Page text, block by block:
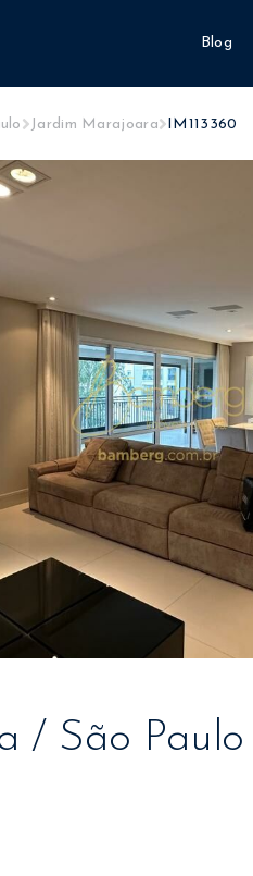
Blog
Jardim Marajoara IM113360
/ São Paulo